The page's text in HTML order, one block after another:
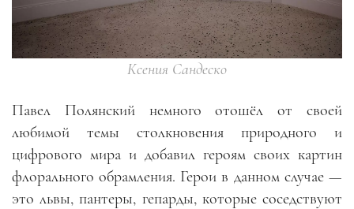
Ксения Сандеско
Павел Полянский немного отошёл от своей
любимой темы столкновения природного и
цифрового мира и добавил героям своих картин
флорального обрамления. Герои в данном случае —
это львы, пантеры, гепарды, которые соседствуют